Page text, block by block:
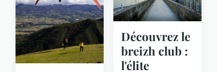
Découvrez le
breizh club :
l'élite